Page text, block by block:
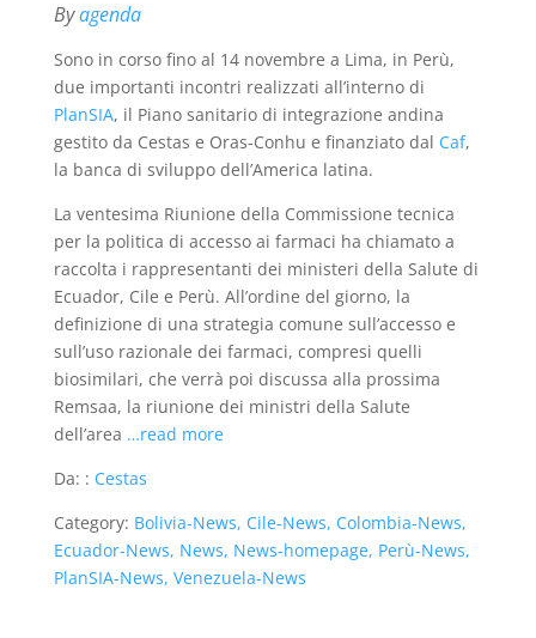
Byagenda
Sono in corso fino al 14 novembre a Lima, in Perù,
due importanti incontri realizzati all’interno di
PlanSIA, il Piano sanitario di integrazione andina
gestito da Cestas e Oras-Conhu e finanziato dal Caf,
la banca di sviluppo dell’America latina.
La ventesima Riunione della Commissione tecnica
per la politica di accesso ai farmaci ha chiamato a
raccolta i rappresentanti dei ministeri della Salute di
Ecuador, Cile e Perù. All’ordine del giorno, la
definizione di una strategia comune sull’accesso e
sull’uso razionale dei farmaci, compresi quelli
biosimilari, che verrà poi discussa alla prossima
Remsaa, la riunione dei ministri della Salute
dell’area …read more
Da: : Cestas
Category: Bolivia-News, Cile-News, Colombia-News,
Ecuador-News, News, News-homepage, Perù-News,
PlanSIA-News, Venezuela-News